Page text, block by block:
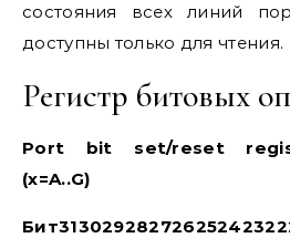
состояния всех линий
доступны только для чтения.
Регистр битовых
Port bit set/reset
(x=A..G)
Бит31302928272625242322